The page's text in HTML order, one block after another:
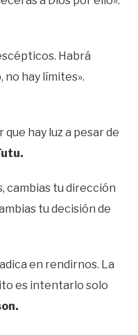
Habrá
hay límites».
hay luz a pesar de
cambias tu dirección
tu decisión de
en rendirnos. La
es intentarlo solo